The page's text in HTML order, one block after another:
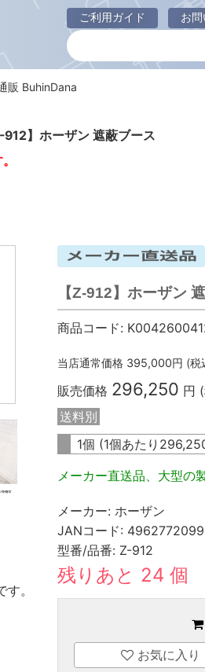
ご利用ガイド お
912】ホーザン 遮蔽ブース
販 BuhinDana
。
【Z-912】ホーザン
商品コード:
当店通常価格 395,000円 (税
販売価格 296,250 円
送料別
1個 (1個あたり
メーカー直送品、大型の
メーカー: ホーザン
JANコード:
型番/品番: Z-912
残りあと 24 個
お気に入り